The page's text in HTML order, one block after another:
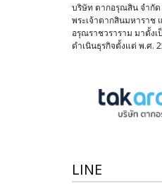
บริษัท ตากอรุณสิน จำกั
พระเจ้าตากสินมหาราช
อรุณราชวราราม มาตั้ง
ดำเนินธุรกิจตั้งแต่ พ.ศ.
LINE